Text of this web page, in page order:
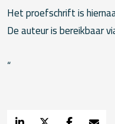
Het proefschrift is
De auteur is bereikbaar
“